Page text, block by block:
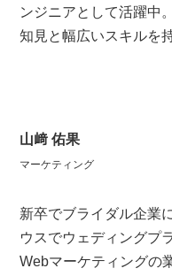
ンジニアとして活躍中
知見と幅広いスキルを
山﨑 佑果
マーケティング
新卒でブライダル企業
ウスでウェディングプ
Webマーケティングの